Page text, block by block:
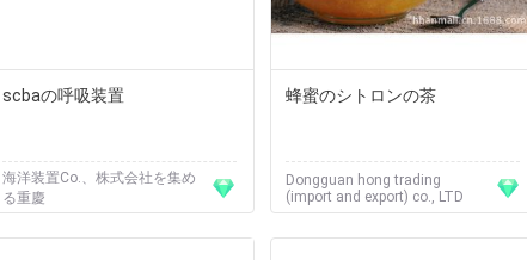
scbaの呼吸装置
海洋装置Co.、株式会社を集め
る重慶
蜂蜜のシトロンの茶
Dongguan hong trading
(import and export) co., LTD